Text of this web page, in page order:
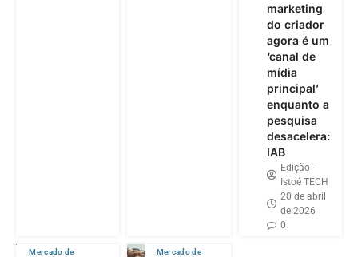
marketing
do criador
agora é um
‘canal de
mídia
principal’
enquanto a
pesquisa
desacelera:
IAB
Edição -
Istoé TECH
20 de abril
de 2026
0
Mercado de
Mercado de